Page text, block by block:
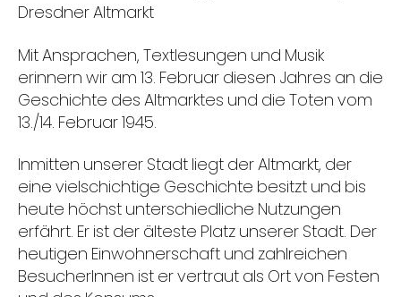
Dresdner Altmarkt
Mit Ansprachen, Textlesungen und Musik
erinnern wir am 13. Februar diesen Jahres an die
Geschichte des Altmarktes und die Toten vom
13./14. Februar 1945.
Inmitten unserer Stadt liegt der Altmarkt, der
eine vielschichtige Geschichte besitzt und bis
heute höchst unterschiedliche Nutzungen
erfährt. Er ist der älteste Platz unserer Stadt. Der
heutigen Einwohnerschaft und zahlreichen
BesucherInnen ist er vertraut als Ort von Festen